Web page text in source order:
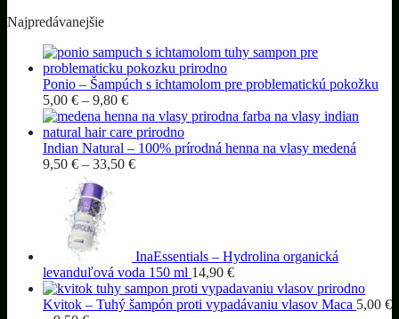
Najpredávanejšie
Ponio – Šampúch s ichtamolom pre problematickú pokožku
5,00 € – 9,80 €Price
range:
5,00 €
through
9,80 €
Indian Natural – 100% prírodná henna na vlasy medená
9,50 € – 33,50 €Price
InaEssentials – Hydrolina organická
levanduľová voda 150 ml 14,90 €
Kvitok – Tuhý šampón proti vypadávaniu vlasov Maca 5,00 €